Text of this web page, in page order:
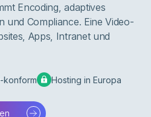
Encoding, adaptives
und Compliance. Eine Video-
Apps, Intranet und
konform Hosting in Europa